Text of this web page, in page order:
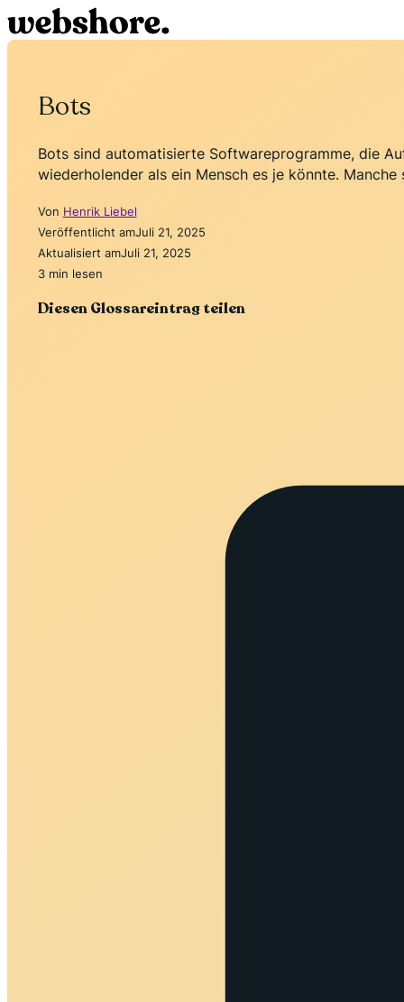
Bots
Bots sind automatisierte Softwareprogramme, die
wiederholender als ein Mensch es je könnte.
Von Henrik Liebel
Veröffentlicht amJuli 21, 2025
Aktualisiert amJuli 21, 2025
3 min lesen
Diesen Glossareintrag teilen